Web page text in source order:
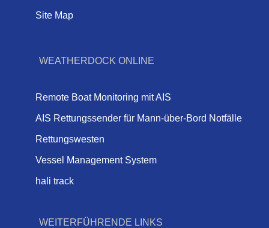
Site Map
WEATHERDOCK ONLINE
Remote Boat Monitoring mit AIS
AIS Rettungssender für Mann-über-Bord Notfälle
Rettungswesten
Vessel Management System
hali track
WEITERFÜHRENDE LINKS